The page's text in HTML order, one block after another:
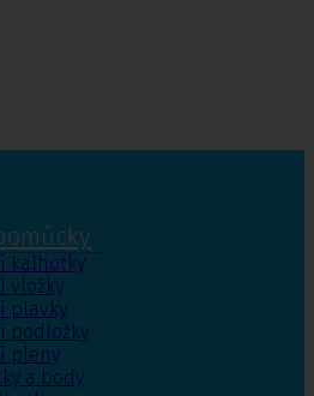
kalhotky
vložky
plavky
podložky
pleny
a body